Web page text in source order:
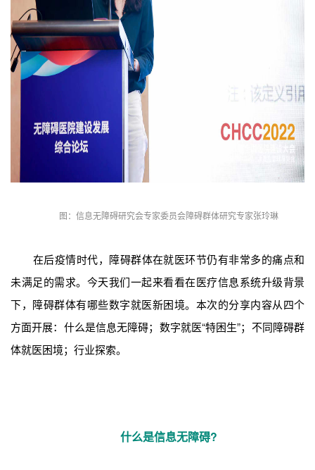
图：信息无障碍研究会专家委员会障碍群体研究专家张玲琳
在后疫情时代，障碍群体在就医环节仍有非常多的痛点和
未满足的需求。今天我们一起来看看在医疗信息系统升级背景
下，障碍群体有哪些数字就医新困境。本次的分享内容从四个
方面开展：什么是信息无障碍；数字就医“特困生”；不同障碍群
体就医困境；行业探索。
什么是信息无障碍?